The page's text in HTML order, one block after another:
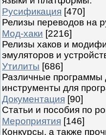
Русификация [470]
Релизы переводов на
Мод-хаки [2216]
Релизы хаков и
эмуляторов и
Утилиты [686]
Различные программы
инструменты для
Документация [90]
Статьи и пособия по
Мероприятия [146]
Конкурсы, а также